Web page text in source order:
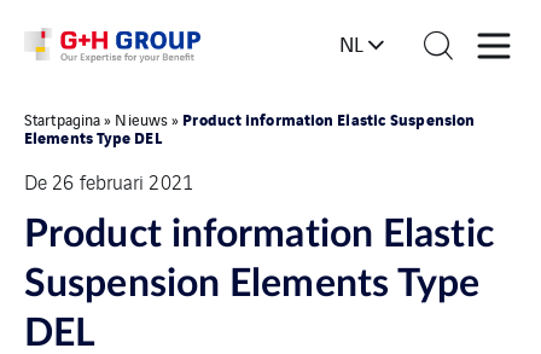
NL
Startpagina» Nieuws» Product information Elastic Suspension
Elements Type DEL
De 26 februari 2021
Product information Elastic
Suspension Elements Type
DEL